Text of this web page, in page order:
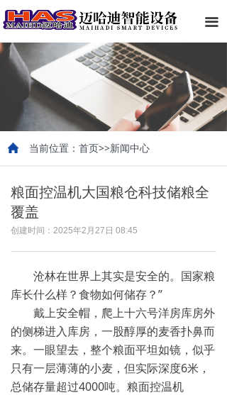
끀
粮面控温机大国粮仓科技储粮全
覆盖
创建时间： 2025年2月27日 08:45
沧林在世界上其实是安全的。国家粮
库长什么样？食物如何储存？”
戴上安全帽，爬上十六号洋房库房外
的侧梯进入库房，一股醇厚的麦香扑鼻而
来。一眼望去，整个粮面平坦如镜，似乎
只有一层薄薄的小麦，但实际深度6米，
总储存量超过4000吨。粮面控温机
当前位置：首页>>新闻中心